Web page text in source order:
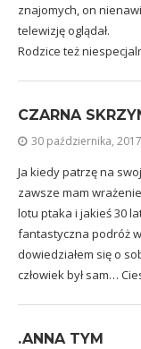
znajomych, on
telewizję oglądał.
Rodzice też
CZARNA
30 października,
Ja kiedy patrzę na
zawsze mam
lotu ptaka i jakieś 30
fantastyczna podróż
dowiedziałem się o
człowiek był sam…
.ANNA TYM